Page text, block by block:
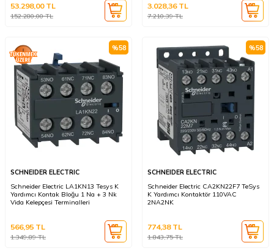
152.280,00TL
53.298,00TL
7.210,39TL
3.028,36TL
%58
SCHNEIDER ELECTRIC
Schneider Electric LA1KN13 Tesys K
Yardımcı Kontak Bloğu 1 Na + 3 Nk
Vida Kelepçesi Terminalleri
1.349,89TL
566,95 TL
%58
SCHNEIDER ELECTRIC
Schneider Electric CA2KN22F7 TeSys
K Yardımcı Kontaktör 110VAC
2NA2NK
1.843,75TL
774,38TL